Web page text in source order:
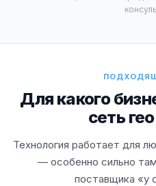
Для какого
сеть
Технология работает для
— особенно сильно
поставщика «у